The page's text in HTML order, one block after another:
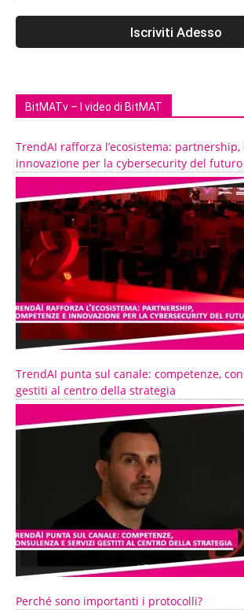
BitMATv – I video di BitMAT
TrendAI rafforza l’ecosistema:
innovazione per la cybersecurity del futuro
TrendAI punta sul canale: competenze,
gestiti al centro della strategia
Perché sono importanti i protocolli?